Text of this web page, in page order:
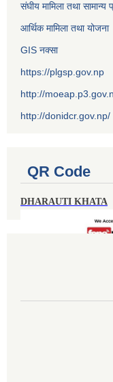
संघीय मामिला तथा सामान्य
आर्थिक मामिला तथा
GIS नक्सा
https://plgsp.gov.np
http://
http://donidcr.gov.np/
QR Code
DHARAUTI KHATA